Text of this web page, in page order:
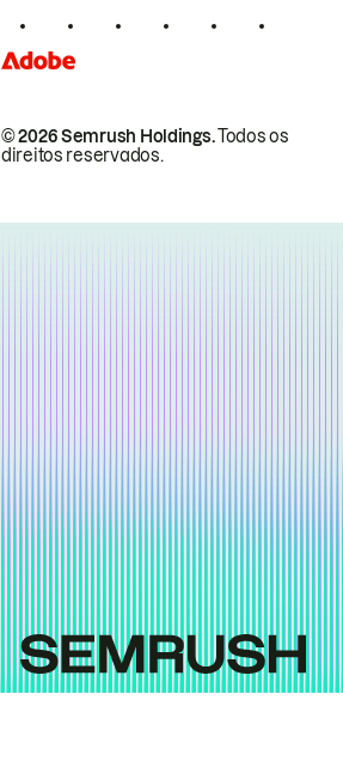
© 2026 Semrush Holdings.Todos os
direitos reservados.